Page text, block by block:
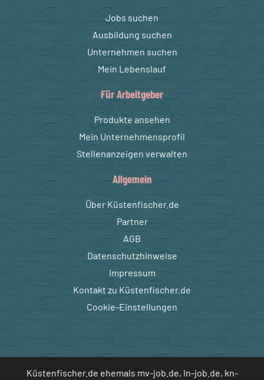
Jobs suchen
Ausbildung suchen
Unternehmen suchen
Mein Lebenslauf
Für Arbeitgeber
Produkte ansehen
Mein Unternehmensprofil
Stellenanzeigen verwalten
Allgemein
Über Küstenfischer.de
Partner
AGB
Datenschutzhinweise
Impressum
Kontakt zu Küstenfischer.de
Cookie-Einstellungen
Küstenfischer.de ehemals mv-job.de, ln-job.de, kn-